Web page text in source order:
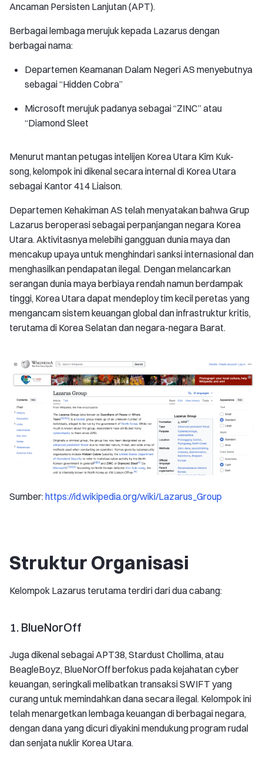
Ancaman Persisten Lanjutan (APT).
Berbagai lembaga merujuk kepada Lazarus dengan
berbagai nama:
Departemen Keamanan Dalam Negeri AS menyebutnya
sebagai “Hidden Cobra”
Microsoft merujuk padanya sebagai “ZINC” atau
“Diamond Sleet
Menurut mantan petugas intelijen Korea Utara Kim Kuk-
song, kelompok ini dikenal secara internal di Korea Utara
sebagai Kantor 414 Liaison.
Departemen Kehakiman AS telah menyatakan bahwa Grup
Lazarus beroperasi sebagai perpanjangan negara Korea
Utara. Aktivitasnya melebihi gangguan dunia maya dan
mencakup upaya untuk menghindari sanksi internasional dan
menghasilkan pendapatan ilegal. Dengan melancarkan
serangan dunia maya berbiaya rendah namun berdampak
tinggi, Korea Utara dapat mendeploy tim kecil peretas yang
mengancam sistem keuangan global dan infrastruktur kritis,
terutama di Korea Selatan dan negara-negara Barat.
Sumber:https://id.wikipedia.org/wiki/Lazarus_Group
Struktur Organisasi
Kelompok Lazarus terutama terdiri dari dua cabang:
1. BlueNorOff
Juga dikenal sebagai APT38, Stardust Chollima, atau
BeagleBoyz, BlueNorOff berfokus pada kejahatan cyber
keuangan, seringkali melibatkan transaksi SWIFT yang
curang untuk memindahkan dana secara ilegal. Kelompok ini
telah menargetkan lembaga keuangan di berbagai negara,
dengan dana yang dicuri diyakini mendukung program rudal
dan senjata nuklir Korea Utara.